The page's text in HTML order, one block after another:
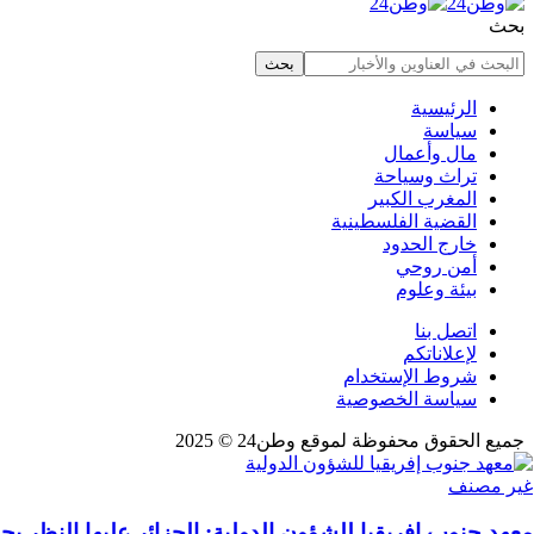
بحث
الرئيسية
سياسة
مال وأعمال
تراث وسياحة
المغرب الكبير
القضية الفلسطينية
خارج الحدود
أمن روحي
بيئة وعلوم
اتصل بنا
لإعلاناتكم
شروط الإستخدام
سياسة الخصوصية
جميع الحقوق محفوظة لموقع وطن24 © 2025
غير مصنف